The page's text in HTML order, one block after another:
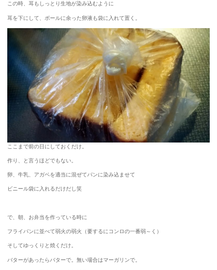
この時、耳もしっとり生地が染み込むように
耳を下にして、ボールに余った卵液も袋に入れて置く。
ここまで前の日にしておくだけ。
作り、と言うほどでもない。
卵、牛乳、アガベを適当に混ぜてパンに染み込ませて
ビニール袋に入れるだけだし笑
で、朝、お弁当を作っている時に
フライパンに並べて弱火の弱火（要するにコンロの一番弱～く）
そしてゆっくりと焼くだけ。
バターがあったらバターで。無い場合はマーガリンで。